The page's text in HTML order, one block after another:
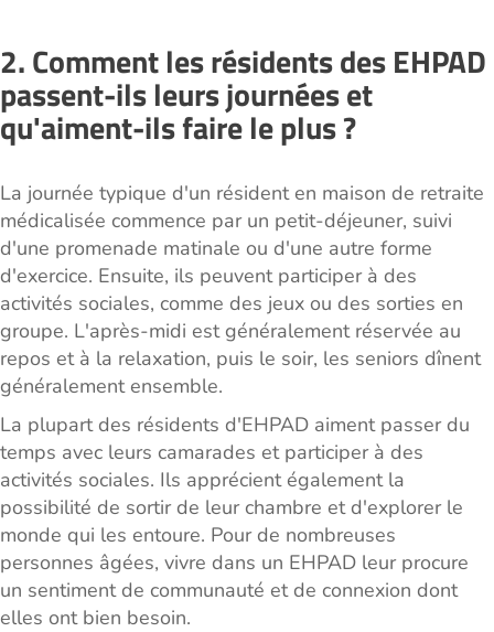
2. Comment les résidents des EHPAD
passent-ils leurs journées et
qu'aiment-ils faire le plus ?
La journée typique d'un résident en maison de retraite
médicalisée commence par un petit-déjeuner, suivi
d'une promenade matinale ou d'une autre forme
d'exercice. Ensuite, ils peuvent participer à des
activités sociales, comme des jeux ou des sorties en
groupe. L'après-midi est généralement réservée au
repos et à la relaxation, puis le soir, les seniors dînent
généralement ensemble.
La plupart des résidents d'EHPAD aiment passer du
temps avec leurs camarades et participer à des
activités sociales. Ils apprécient également la
possibilité de sortir de leur chambre et d'explorer le
monde qui les entoure. Pour de nombreuses
personnes âgées, vivre dans un EHPAD leur procure
un sentiment de communauté et de connexion dont
elles ont bien besoin.